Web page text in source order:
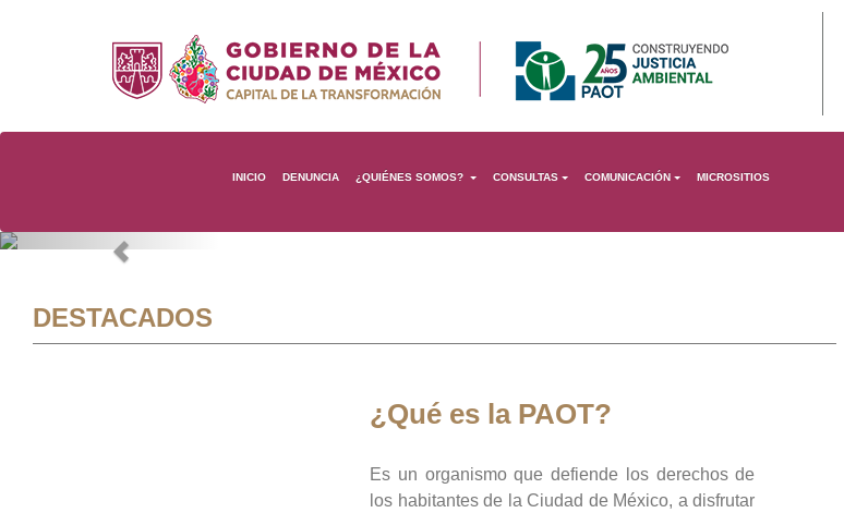
INICIO DENUNCIA ¿QUIÉNES SOMOS? CONSULTAS COMUNICACIÓN MICROSITIOS
Previous
DESTACADOS
¿Qué es la PAOT?
Es un organismo que defiende los derechos de
los habitantes de la Ciudad de México, a disfrutar